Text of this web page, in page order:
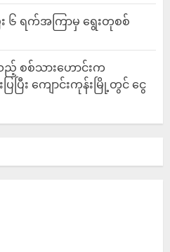
၆ ရက်အကြာမှ ရွေးတုစစ်
ည့် စစ်သားဟောင်းက
ပြီး ကျောင်းကုန်းမြို့တွင် ငွေ